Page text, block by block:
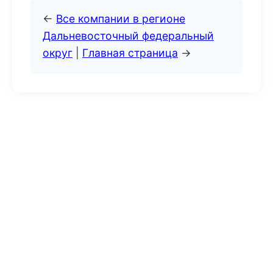
← Все компании в регионе
Дальневосточный федеральный
округ
Главная страница →